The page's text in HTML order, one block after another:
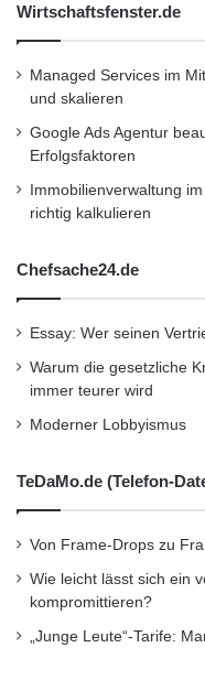
Wirtschaftsfenster.de
Managed Services im
und skalieren
Google Ads Agentur
Erfolgsfaktoren
Immobilienverwaltung
richtig kalkulieren
Chefsache24.de
Essay: Wer seinen
Warum die gesetzliche
immer teurer wird
Moderner Lobbyismus
TeDaMo.de (Telefon-
Von Frame-Drops zu
Wie leicht lässt sich ein
kompromittieren?
„Junge Leute“-Tarife: